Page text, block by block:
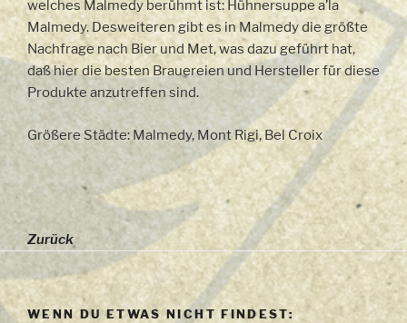
welches Malmedy berühmt ist: Hühnersuppe a’la
Malmedy. Desweiteren gibt es in Malmedy die größte
Nachfrage nach Bier und Met, was dazu geführt hat,
daß hier die besten Brauereien und Hersteller für diese
Produkte anzutreffen sind.
Größere Städte: Malmedy, Mont Rigi, Bel Croix
Zurück
WENN DU ETWAS NICHT FINDEST: